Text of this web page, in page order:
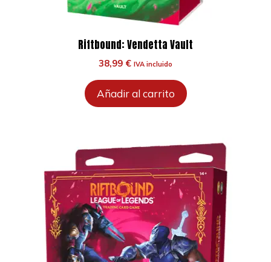
Riftbound: Vendetta Vault
38,99 € IVA incluido
Añadir al carrito